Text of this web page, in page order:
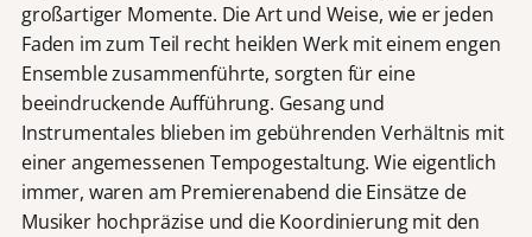
großartiger Momente. Die Art und Weise, wie er jeden
Faden im zum Teil recht heiklen Werk mit einem engen
Ensemble zusammenführte, sorgten für eine
beeindruckende Aufführung. Gesang und
Instrumentales blieben im gebührenden Verhältnis mit
einer angemessenen Tempogestaltung. Wie eigentlich
immer, waren am Premierenabend die Einsätze de
Musiker hochpräzise und die Koordinierung mit den